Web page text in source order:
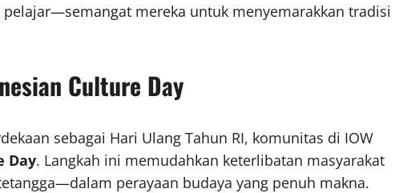
mereka untuk menyemarakkan tradisi
Culture Day
sebagai Hari Ulang Tahun RI, komunitas di IOW
Day. Langkah ini memudahkan keterlibatan masyarakat
perayaan budaya yang penuh makna.